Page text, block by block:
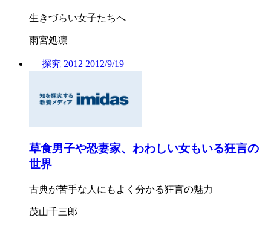
生きづらい女子たちへ
雨宮処凛
探究 2012 2012/9/19
草食男子や恐妻家、わわしい女もいる狂言の
世界
古典が苦手な人にもよく分かる狂言の魅力
茂山千三郎